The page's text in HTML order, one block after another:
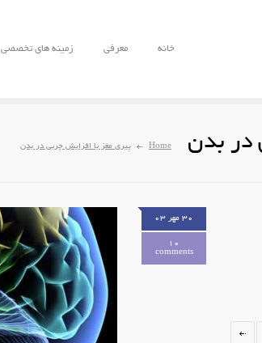
خانه معرفی زمینه های تخصصی
در بدن Home پیری مغز با افزایش چربی در بدن
۳۰ مهر ۰۳
10
comments